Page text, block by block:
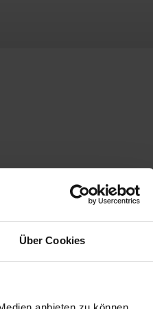
Über Cookies
adaptada a los requisitos
controlada